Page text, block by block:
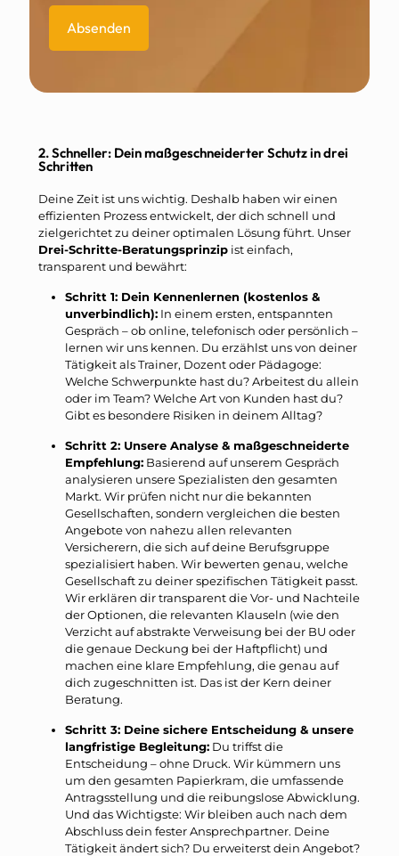
2. Schneller: Dein maßgeschneiderter Schutz in drei
Schritten
Deine Zeit ist uns wichtig. Deshalb haben wir einen
effizienten Prozess entwickelt, der dich schnell und
zielgerichtet zu deiner optimalen Lösung führt. Unser
Drei-Schritte-Beratungsprinzip ist einfach,
transparent und bewährt:
Schritt 1: Dein Kennenlernen (kostenlos &
unverbindlich): In einem ersten, entspannten
Gespräch – ob online, telefonisch oder persönlich –
lernen wir uns kennen. Du erzählst uns von deiner
Tätigkeit als Trainer, Dozent oder Pädagoge:
Welche Schwerpunkte hast du? Arbeitest du allein
oder im Team? Welche Art von Kunden hast du?
Gibt es besondere Risiken in deinem Alltag?
Schritt 2: Unsere Analyse & maßgeschneiderte
Empfehlung: Basierend auf unserem Gespräch
analysieren unsere Spezialisten den gesamten
Markt. Wir prüfen nicht nur die bekannten
Gesellschaften, sondern vergleichen die besten
Angebote von nahezu allen relevanten
Versicherern, die sich auf deine Berufsgruppe
spezialisiert haben. Wir bewerten genau, welche
Gesellschaft zu deiner spezifischen Tätigkeit passt.
Wir erklären dir transparent die Vor- und Nachteile
der Optionen, die relevanten Klauseln (wie den
Verzicht auf abstrakte Verweisung bei der BU oder
die genaue Deckung bei der Haftpflicht) und
machen eine klare Empfehlung, die genau auf
dich zugeschnitten ist. Das ist der Kern deiner
Beratung.
Schritt 3: Deine sichere Entscheidung & unsere
langfristige Begleitung: Du triffst die
Entscheidung – ohne Druck. Wir kümmern uns
um den gesamten Papierkram, die umfassende
Antragsstellung und die reibungslose Abwicklung.
Und das Wichtigste: Wir bleiben auch nach dem
Abschluss dein fester Ansprechpartner. Deine
Tätigkeit ändert sich? Du erweiterst dein Angebot?